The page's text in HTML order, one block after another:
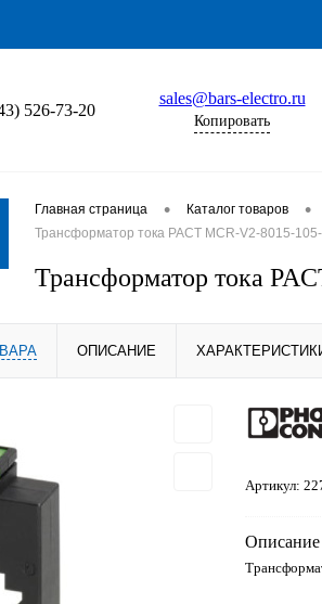
526-73-20
sales@bars-electro.ru
Копировать
Главная страница • Каталог товаров •
Трансформатор тока PACT MCR-V2-8015-
Трансформатор тока
ОПИСАНИЕ
Артикул:
Описание